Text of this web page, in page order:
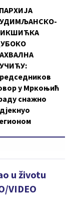
у Мркоњић
снажно
u životu
VIDEO